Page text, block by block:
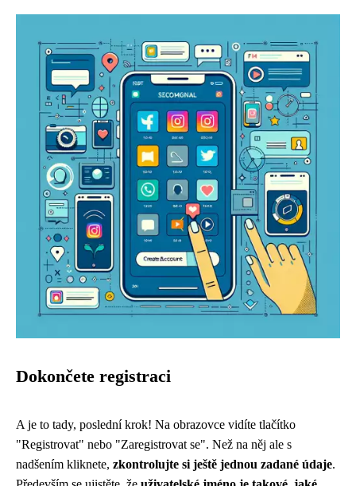
Dokončete registraci
A je to tady, poslední krok! Na obrazovce vidíte tlačítko
"Registrovat" nebo "Zaregistrovat se". Než na něj ale s
nadšením kliknete, zkontrolujte si ještě jednou zadané údaje.